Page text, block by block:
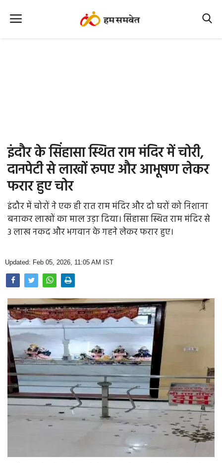
Office Office
Political Gossips
Farm & Food
Opinion
Photo Gallery
Home
इंदौर के सिंहासा स्थित राम मंदिर में चोरी,
दानपेटी से लाखों रुपए और आभूषण लेकर
फरार हुए चोर
इंदौर में चोरों ने एक ही रात राम मंदिर और दो घरों को निशाना
बनाकर लाखों का माल उड़ा दिया। सिंहासा स्थित राम मंदिर से
3 लाख नकद और भगवान के गहने लेकर फरार हुए।
Updated: Feb 05, 2026, 11:05 AM IST